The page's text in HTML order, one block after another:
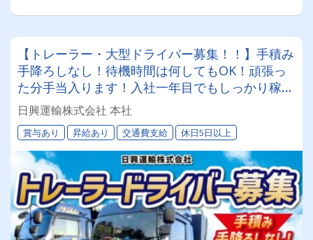
【トレーラー・大型ドライバー募集！！】手積み
手降ろしなし！待機時間は何してもOK！頑張っ
た分手当入ります！入社一年目でもしっかり稼げ
ます！シニア、経験者、未経験者、歓迎！！★賞
与年2回★日祝休みの他、休みたい日に休めちゃ
います！
日興運輸株式会社 本社
賞与あり 昇給あり 交通費支給 休日5日以上